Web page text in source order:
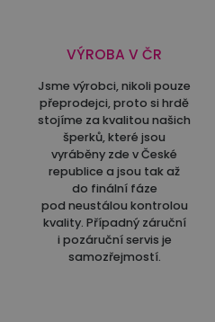
VÝROBA V ČR
Jsme výrobci, nikoli pouze
přeprodejci, proto si hrdě
stojíme za kvalitou našich
šperků, které jsou
vyráběny zde v České
republice a jsou tak až
do finální fáze
pod neustálou kontrolou
kvality. Případný záruční
i pozáruční servis je
samozřejmostí.